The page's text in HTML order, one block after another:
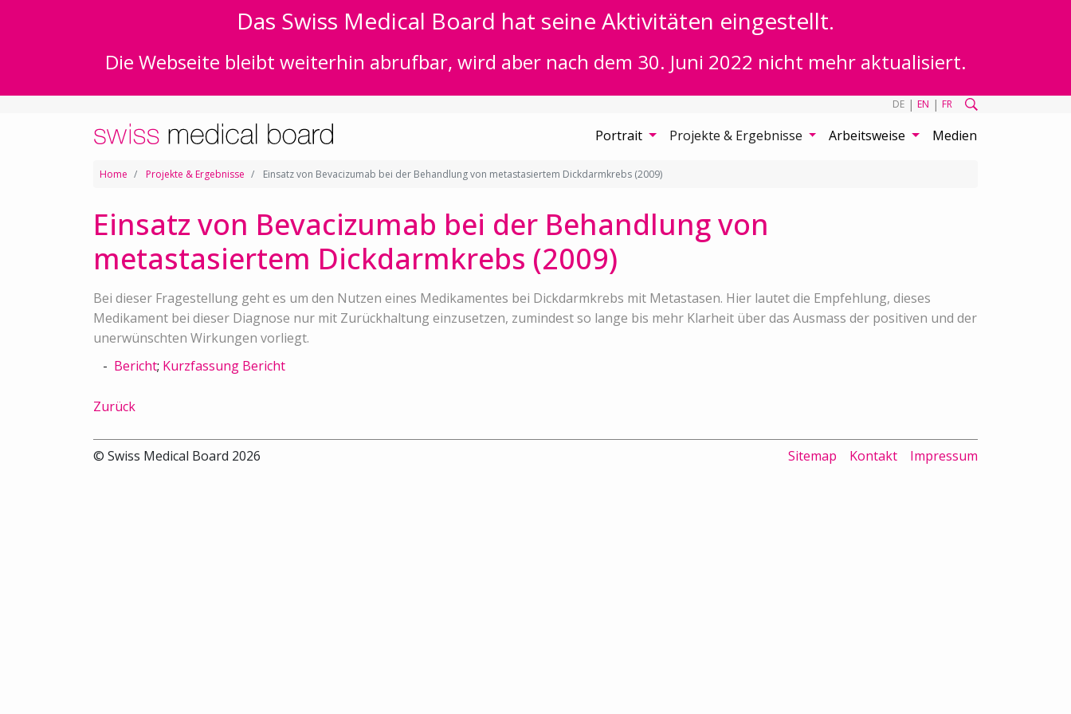
Das Swiss Medical Board hat seine Aktivitäten eingestellt.
Die Webseite bleibt weiterhin abrufbar, wird aber nach dem 30. Juni 2022 nicht mehr aktualisiert.
DE | EN | FR
Portrait Projekte & Ergebnisse Arbeitsweise Medien
Home Projekte & Ergebnisse Einsatz von Bevacizumab bei der Behandlung von metastasiertem Dickdarmkrebs (2009)
Einsatz von Bevacizumab bei der Behandlung von
metastasiertem Dickdarmkrebs (2009)
Bei dieser Fragestellung geht es um den Nutzen eines Medikamentes bei Dickdarmkrebs mit Metastasen. Hier lautet die Empfehlung, dieses
Medikament bei dieser Diagnose nur mit Zurückhaltung einzusetzen, zumindest so lange bis mehr Klarheit über das Ausmass der positiven und der
unerwünschten Wirkungen vorliegt.
Bericht; Kurzfassung Bericht
Zurück
© Swiss Medical Board 2026 Sitemap Kontakt Impressum